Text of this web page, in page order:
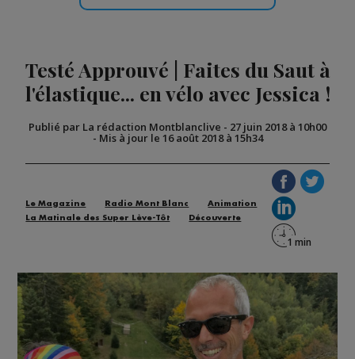
Testé Approuvé | Faites du Saut à
l'élastique... en vélo avec Jessica !
Publié par La rédaction Montblanclive - 27 juin 2018 à 10h00
- Mis à jour le 16 août 2018 à 15h34
Le Magazine Radio Mont Blanc
Animation
La Matinale des Super Lève-Tôt
Découverte